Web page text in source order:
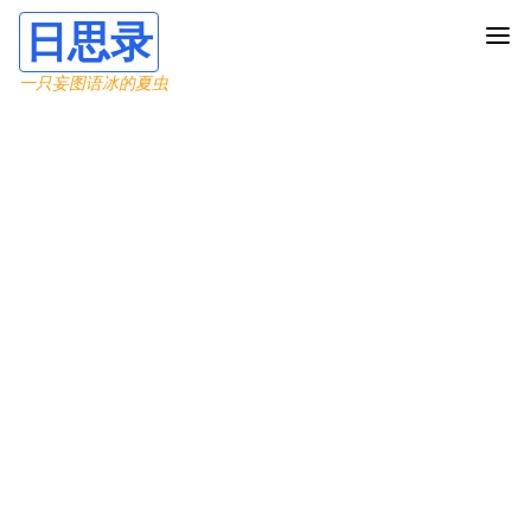
日思录
一只妄图语冰的夏虫